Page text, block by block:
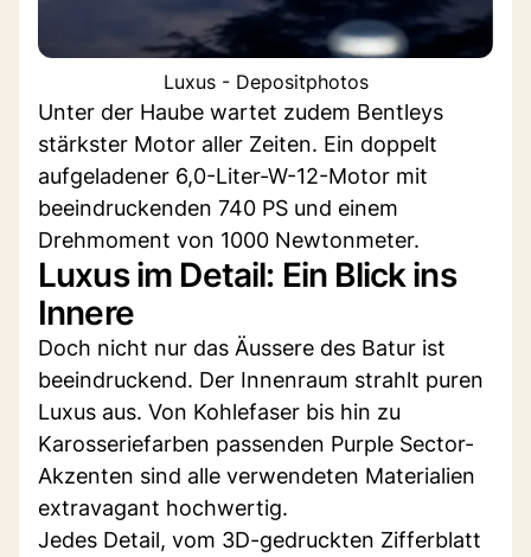
Luxus - Depositphotos
Unter der Haube wartet zudem Bentleys
stärkster Motor aller Zeiten. Ein doppelt
aufgeladener 6,0-Liter-W-12-Motor mit
beeindruckenden 740 PS und einem
Drehmoment von 1000 Newtonmeter.
Luxus im Detail: Ein Blick ins
Innere
Doch nicht nur das Äussere des Batur ist
beeindruckend. Der Innenraum strahlt puren
Luxus aus. Von Kohlefaser bis hin zu
Karosseriefarben passenden Purple Sector-
Akzenten sind alle verwendeten Materialien
extravagant hochwertig.
Jedes Detail, vom 3D-gedruckten Zifferblatt